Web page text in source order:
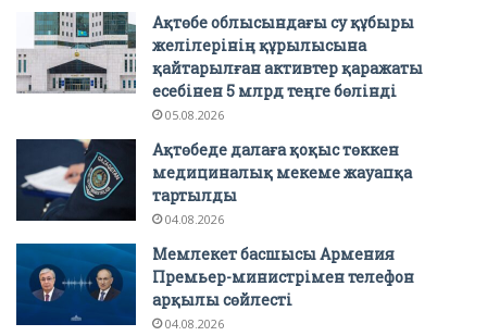
Ақтөбе облысындағы су құбыры
желілерінің құрылысына
қайтарылған активтер қаражаты
есебінен 5 млрд теңге бөлінді
05.08.2026
Ақтөбеде далаға қоқыс төккен
медициналық мекеме жауапқа
тартылды
04.08.2026
Мемлекет басшысы Армения
Премьер-министрімен телефон
арқылы сөйлесті
04.08.2026